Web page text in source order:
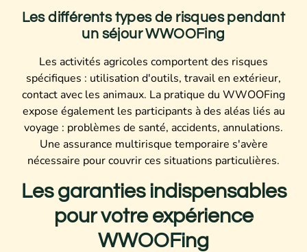
Les différents types de risques pendant
un séjour WWOOFing
Les activités agricoles comportent des risques
spécifiques : utilisation d'outils, travail en extérieur,
contact avec les animaux. La pratique du WWOOFing
expose également les participants à des aléas liés au
voyage : problèmes de santé, accidents, annulations.
Une assurance multirisque temporaire s'avère
nécessaire pour couvrir ces situations particulières.
Les garanties indispensables
pour votre expérience
WWOOFing